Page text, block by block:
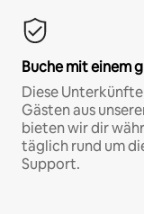
Buche mit einem
Diese
Gästen aus
bieten wir dir
täglich rund um
Support.